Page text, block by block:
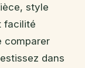
style
facilité
comparer
dans